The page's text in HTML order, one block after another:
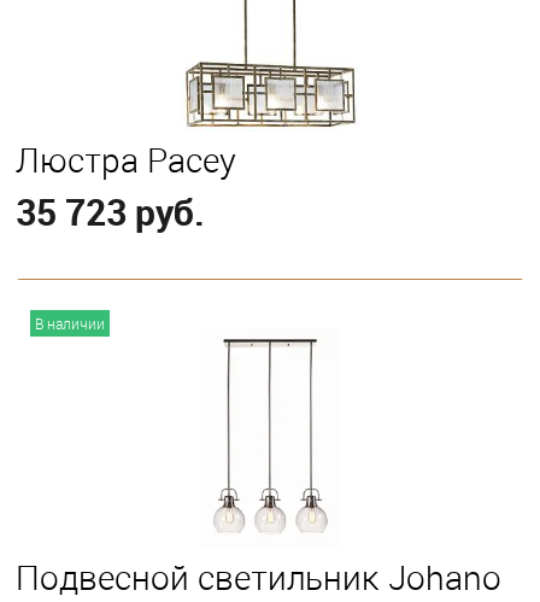
Люстра Pacey
35 723 руб.
В наличии
Подвесной светильник Johano